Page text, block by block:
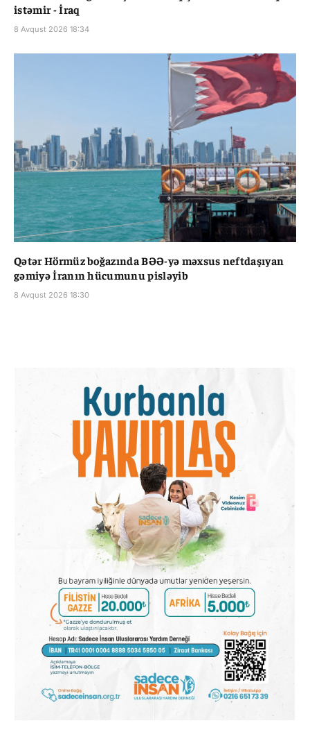
istəmir - İraq
8 Avqust 2026 18:34
Qətər Hörmüz boğazında BƏƏ-yə məxsus neftdaşıyan
gəmiyə İranın hücumunu pisləyib
8 Avqust 2026 18:30